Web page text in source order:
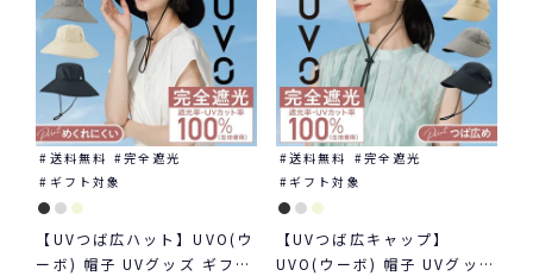
送料無料
完全遮光
ギフト対象
【UVつば広ハット】UVO(ウ
ーボ) 帽子 UVグッズ ギフト
送料無料
完全遮光
ギフト対象
【UVつば広キャップ】
UVO(ウーボ) 帽子 UVグッズ